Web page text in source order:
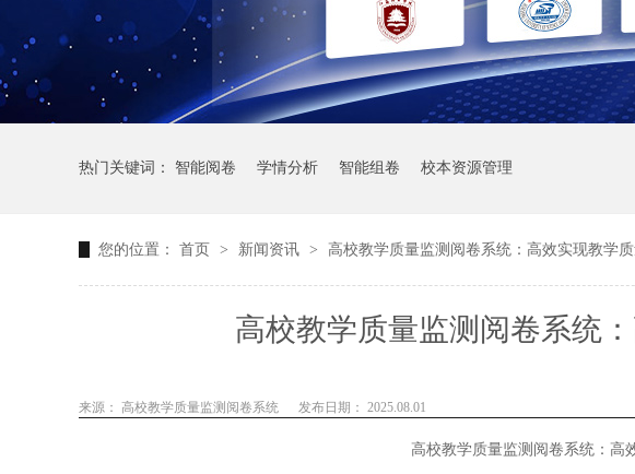
热门关键词： 智能阅卷 学情分析 智能组卷 校本资源管理
您的位置： 首页 > 新闻资讯 > 高校教学质量监测阅卷系统：高效实现教学
高校教学质量监测阅卷系统
来源： 高校教学质量监测阅卷系统 发布日期： 2025.08.01
高校教学质量监测阅卷系统：高